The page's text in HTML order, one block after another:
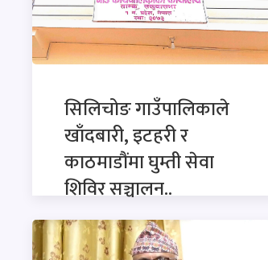
सिलिचोङ गाउँपालिकाले
खाँदबारी, इटहरी र
काठमाडौंमा घुम्ती सेवा
शिविर सञ्चालन..